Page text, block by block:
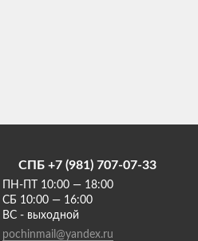
СПБ +7 (981) 707-07-33
ПН-ПТ 10:00 — 18:00
СБ 10:00 — 16:00
ВС - выходной
pochinmail@yandex.ru